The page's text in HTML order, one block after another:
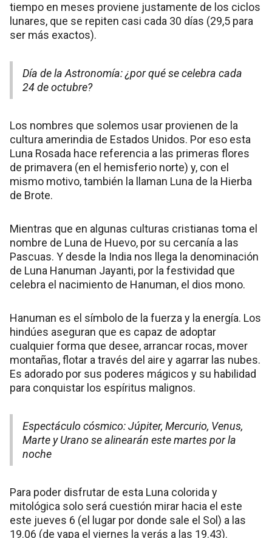
tiempo en meses proviene justamente de los ciclos
lunares, que se repiten casi cada 30 días (29,5 para
ser más exactos).
Día de la Astronomía: ¿por qué se celebra cada
24 de octubre?
Los nombres que solemos usar provienen de la
cultura amerindia de Estados Unidos. Por eso esta
Luna Rosada hace referencia a las primeras flores
de primavera (en el hemisferio norte) y, con el
mismo motivo, también la llaman Luna de la Hierba
de Brote.
Mientras que en algunas culturas cristianas toma el
nombre de Luna de Huevo, por su cercanía a las
Pascuas. Y desde la India nos llega la denominación
de Luna Hanuman Jayanti, por la festividad que
celebra el nacimiento de Hanuman, el dios mono.
Hanuman es el símbolo de la fuerza y la energía. Los
hindúes aseguran que es capaz de adoptar
cualquier forma que desee, arrancar rocas, mover
montañas, flotar a través del aire y agarrar las nubes.
Es adorado por sus poderes mágicos y su habilidad
para conquistar los espíritus malignos.
Espectáculo cósmico: Júpiter, Mercurio, Venus,
Marte y Urano se alinearán este martes por la
noche
Para poder disfrutar de esta Luna colorida y
mitológica solo será cuestión mirar hacia el este
este jueves 6 (el lugar por donde sale el Sol) a las
19.06 (de yapa el viernes la verás a las 19.43).